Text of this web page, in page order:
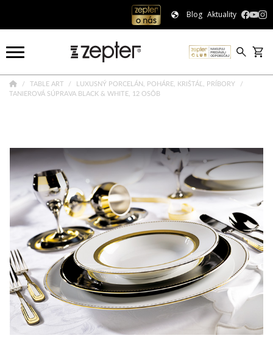
Blog Aktuality
TABLE ART
LUXUSNÝ PORCELÁN, POHÁRE, KRIŠTÁĽ, PRÍBORY
TANIEROVÁ SÚPRAVA BLACK & WHITE, 12 OSÔB